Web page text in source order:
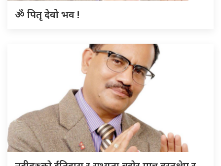
ॐ पितृ देवो भव !